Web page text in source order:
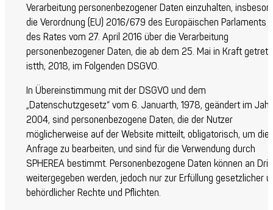
Verarbeitung personenbezogener Daten einzuhalten,
die Verordnung (EU) 2016/679 des Europäischen Parlaments
des Rates vom 27. April 2016 über die Verarbeitung
personenbezogener Daten, die ab dem 25. Mai in Kraft
istth, 2018, im Folgenden DSGVO.
In Übereinstimmung mit der DSGVO und dem
„Datenschutzgesetz“ vom 6. Januarth, 1978, geändert im Jahr
2004, sind personenbezogene Daten, die der Nutzer
möglicherweise auf der Website mitteilt, obligatorisch, um die
Anfrage zu bearbeiten, und sind für die Verwendung durch
SPHEREA bestimmt. Personenbezogene Daten können an
weitergegeben werden, jedoch nur zur Erfüllung gesetzlicher
behördlicher Rechte und Pflichten.